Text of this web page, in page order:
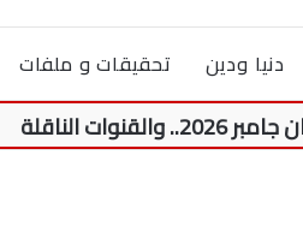
دنيا ودين تحقيقات و ملفات